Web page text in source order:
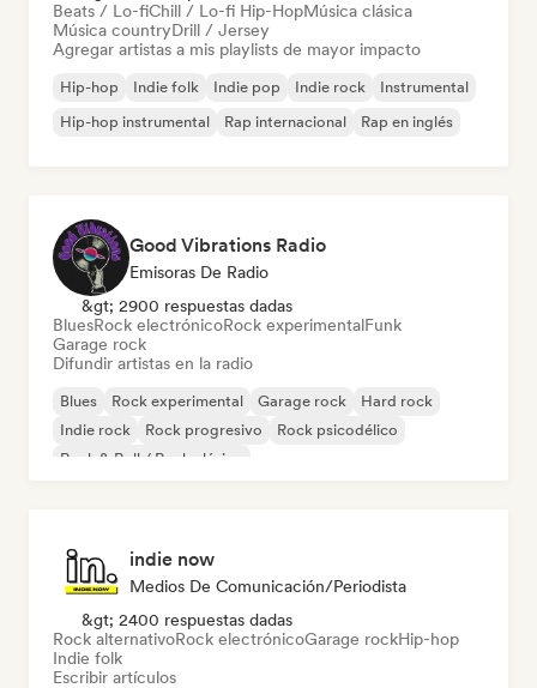
Beats / Lo-fiChill / Lo-fi Hip-HopMúsica clásica
Música countryDrill / Jersey
Agregar artistas a mis playlists de mayor impacto
Hip-hop Indie folk Indie pop Indie rock
Instrumental
Hip-hop instrumental
Rap internacional Rap en inglés
Good Vibrations Radio
Emisoras De Radio
&gt; 2900 respuestas dadas
BluesRock electrónicoRock experimentalFunk
Garage rock
Difundir artistas en la radio
Blues Rock experimental Garage rock
Hard rock
Indie rock
Rock progresivo
Rock psicodélico
Rock & Roll / Rock clásico
indie now
Medios De Comunicación/Periodista
&gt; 2400 respuestas dadas
Rock alternativoRock electrónicoGarage rockHip-hop
Indie folk
Escribir artículos